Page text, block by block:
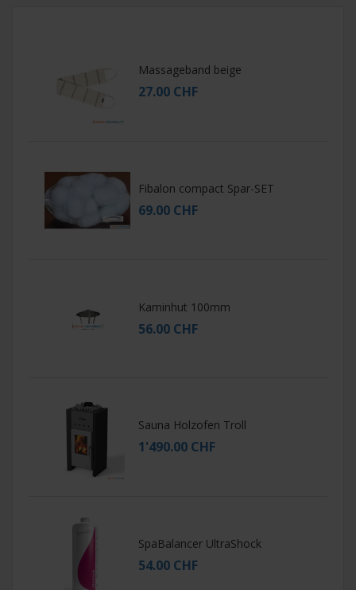
Massageband beige
27.00 CHF
Fibalon compact Spar-SET
69.00 CHF
Kaminhut 100mm
56.00 CHF
Sauna Holzofen Troll
1'490.00 CHF
SpaBalancer UltraShock
54.00 CHF